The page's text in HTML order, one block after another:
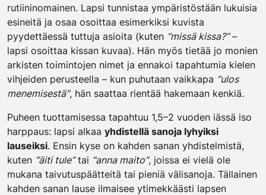
rutiininomainen. Lapsi tunnistaa ympäristöstään lukuisia
esineitä ja osaa osoittaa esimerkiksi kuvista
pyydettäessä tuttuja asioita (kuten “missä kissa?”–
lapsi osoittaa kissan kuvaa). Hän myös tietää jo monien
arkisten toimintojen nimet ja ennakoi tapahtumia kielen
vihjeiden perusteella – kun puhutaan vaikkapa “ulos
menemisestä”, hän saattaa rientää hakemaan kenkiä.
Puheen tuottamisessa tapahtuu 1,5–2 vuoden iässä iso
harppaus: lapsi alkaa yhdistellä sanoja lyhyiksi
lauseiksi. Ensin kyse on kahden sanan yhdistelmistä,
kuten “äiti tule”tai “anna maito”, joissa ei vielä ole
mukana taivutuspäätteitä tai pieniä välisanoja. Tällainen
kahden sanan lause ilmaisee ytimekkäästi lapsen